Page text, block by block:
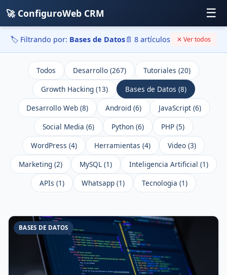
🚀 ConfiguroWeb CRM ☰
🏷️ Filtrando por: Bases de Datos📄 8 artículos ✕ Ver todos
Todos Desarrollo (267)
Tutoriales (20)
Growth Hacking (13)
Bases de Datos (8)
Desarrollo Web (8)
Android (6)
JavaScript (6)
Social Media (6)
Python (6)
PHP (5)
WordPress (4)
Herramientas (4)
Video (3)
Marketing (2)
MySQL (1)
Inteligencia Artificial (1)
APIs (1)
Whatsapp (1) Tecnologia (1)
BASES DE DATOS